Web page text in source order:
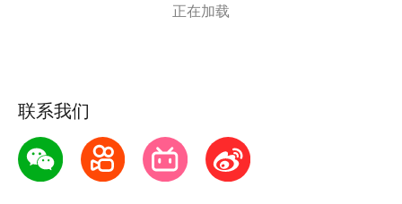
收的实用工具
挂画校准：装修时可以用它进行挂画校准，有了它不再
正在加载
联系我们